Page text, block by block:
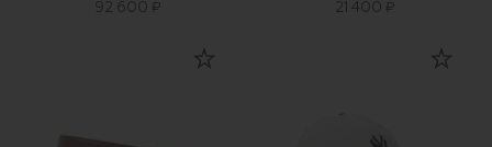
92 600 ₽
21 400 ₽